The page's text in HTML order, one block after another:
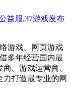
游戏、网页游戏
多年经营国内最
、游戏运营商、
打造最专业的网